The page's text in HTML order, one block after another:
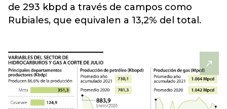
de 293 kbpd a través de campos como
Rubiales, que equivalen a 13,2% del total.